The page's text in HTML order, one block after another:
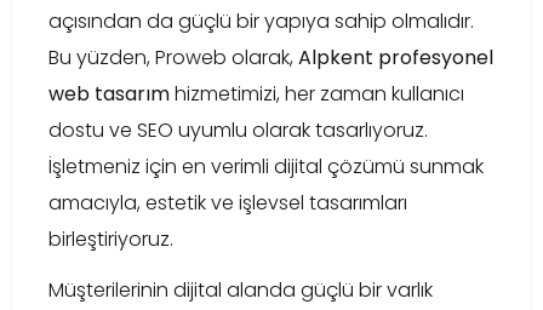
açısından da güçlü bir yapıya sahip olmalıdır.
Bu yüzden, Proweb olarak,Alpkent profesyonel
web tasarımhizmetimizi, her zaman kullanıcı
dostu ve SEO uyumlu olarak tasarlıyoruz.
İşletmeniz için en verimli dijital çözümü sunmak
amacıyla, estetik ve işlevsel tasarımları
birleştiriyoruz.
Müşterilerinin dijital alanda güçlü bir varlık